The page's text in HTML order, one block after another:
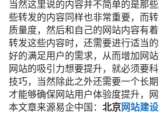
当然这里说的内容并不简单的是那
些转发的内容同样也非常重要，而
质量度，然后和自己的网站内容有
转发这些内容时，还需要进行适当
好的满足用户的需求，从而增加网站
网站的吸引力想要提升，就必须要
技巧，当然除此之外还需要一个长
才能够确保网站用户体验度提升，网
本文章来源易企中国： 北京网站建设